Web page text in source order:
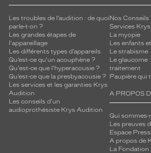
Les troubles de l’audition : de quoi
parle-t-on ?
Les grandes étapes de
l'appareillage
Les différents types d’appareils
Qu’est-ce qu'un acouphène ?
Qu'est-ce que l'hyperacousie ?
Qu’est-ce que la presbyacousie ?
Les services et les garanties Krys
Audition
Les conseils d'un
audioprothésiste Krys Audition
Nos
Services Krys
La myopie
Les enfants
Le strabisme
Le glaucome
traitement
Paupière qui
A PROPOS
Qui sommes-
Les preuves
Espace
A propos de
La Fondation